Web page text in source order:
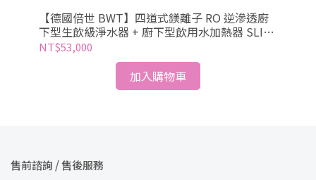
【德國倍世 BWT】四道式鎂離子 RO 逆滲透廚
下型生飲級淨水器 + 廚下型飲用水加熱器 SLIM
RO DF P + DWH30A
NT$53,000
加入購物車
售前諮詢 / 售後服務